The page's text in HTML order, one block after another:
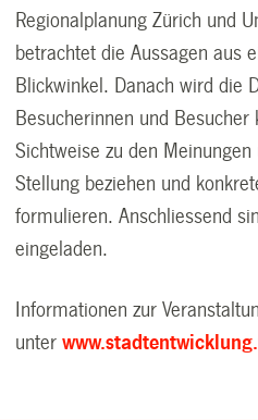
Regionalplanung Zürich und
betrachtet die Aussagen aus
Blickwinkel. Danach wird die
Besucherinnen und Besucher
Sichtweise zu den
Stellung beziehen und
formulieren. Anschliessend
eingeladen.
Informationen zur
unter